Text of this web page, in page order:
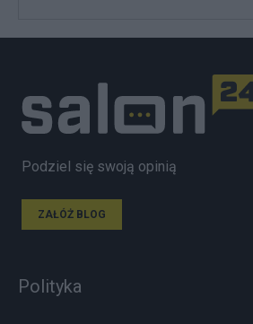
Podziel się swoją opinią
ZAŁÓŻ BLOG
Polityka